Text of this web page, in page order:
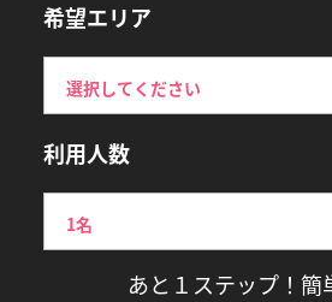
希望エリア
利用人数
あと１ステップ！簡